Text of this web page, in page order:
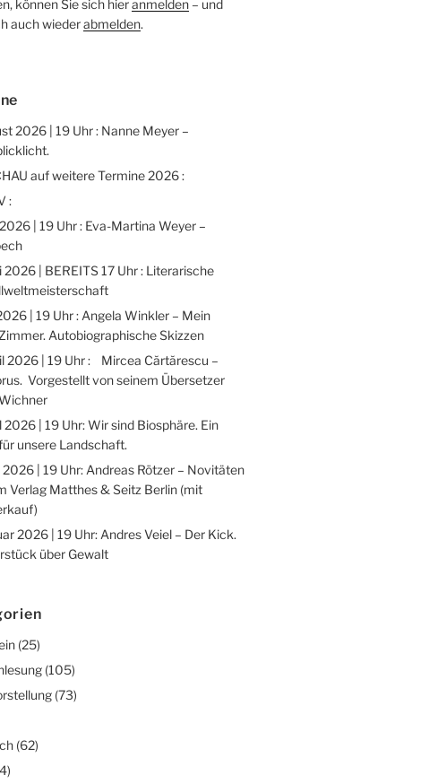
können Sie sich hieranmelden– und
auch wiederabmelden.
2026 | 19 Uhr : Nanne Meyer –
auf weitere Termine 2026 :
:
| 19 Uhr : Eva-Martina Weyer –
2026 | BEREITS 17 Uhr : Literarische
| 19 Uhr : Angela Winkler – Mein
Autobiographische Skizzen
2026 | 19 Uhr : Mircea Cărtărescu –
Vorgestellt von seinem Übersetzer
2026 | 19 Uhr: Wir sind Biosphäre. Ein
unsere Landschaft.
2026 | 19 Uhr: Andreas Rötzer – Novitäten
Verlag Matthes & Seitz Berlin (mit
2026 | 19 Uhr: Andres Veiel – Der Kick.
über Gewalt
(25)
(105)
(73)
(62)